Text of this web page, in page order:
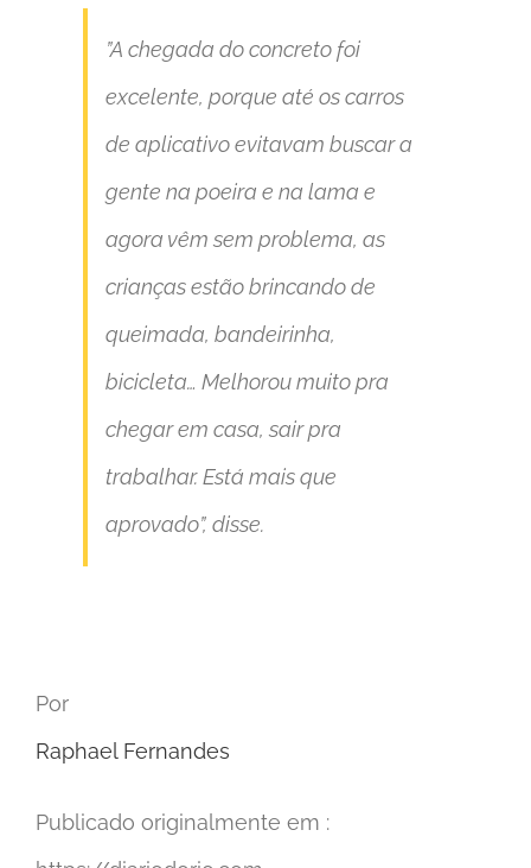
”A chegada do concreto foi
excelente, porque até os carros
de aplicativo evitavam buscar a
gente na poeira e na lama e
agora vêm sem problema, as
crianças estão brincando de
queimada, bandeirinha,
bicicleta… Melhorou muito pra
chegar em casa, sair pra
trabalhar. Está mais que
aprovado”, disse.
Por
Raphael Fernandes
Publicado originalmente em :